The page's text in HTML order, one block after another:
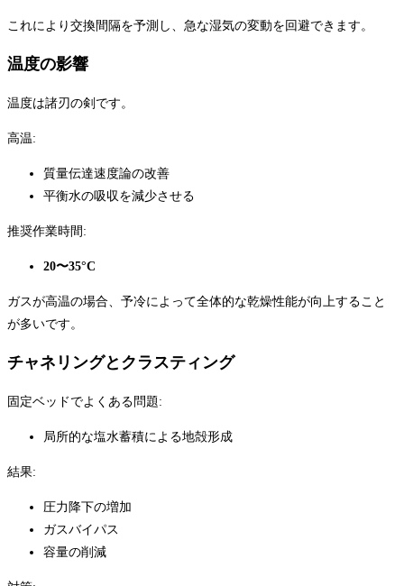
これにより交換間隔を予測し、急な湿気の変動を回避できます。
温度の影響
温度は諸刃の剣です。
高温:
質量伝達速度論の改善
平衡水の吸収を減少させる
推奨作業時間:
20〜35°C
ガスが高温の場合、予冷によって全体的な乾燥性能が向上すること
が多いです。
チャネリングとクラスティング
固定ベッドでよくある問題:
局所的な塩水蓄積による地殻形成
結果:
圧力降下の増加
ガスバイパス
容量の削減